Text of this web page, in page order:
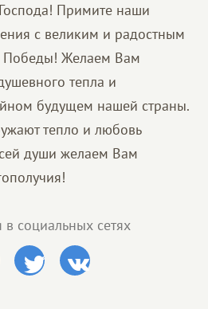
Примите наши
с великим и радостным
Желаем Вам
тепла и
будущем нашей страны.
тепло и любовь
души желаем Вам
в социальных сетях